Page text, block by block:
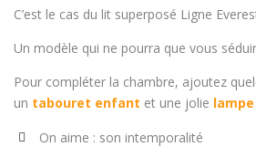
C’est le cas du lit superposé Ligne
Un modèle qui ne pourra que vous
Pour compléter la chambre, ajoutez
un tabouret enfant et une jolie
On aime : son intemporalité